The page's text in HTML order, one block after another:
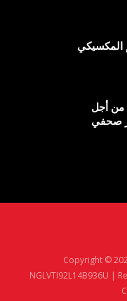
المكسيكي
من أجل
صحفي
Copyright ©
NGLVTI92L14B936U |